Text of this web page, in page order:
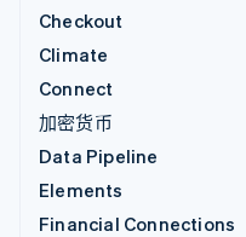
Checkout
Climate
Connect
加密货币
Data Pipeline
Elements
Financial Connections